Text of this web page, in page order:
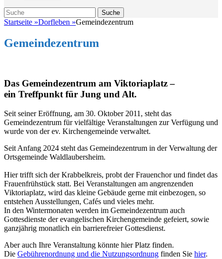
Suche
Suche
nach:
Startseite »Dorfleben »Gemeindezentrum
Gemeindezentrum
Das Gemeindezentrum am Viktoriaplatz –
ein Treffpunkt für Jung und Alt.
Seit seiner Eröffnung, am 30. Oktober 2011, steht das
Gemeindezentrum für vielfältige Veranstaltungen zur Verfügung und
wurde von der ev. Kirchengemeinde verwaltet.
Seit Anfang 2024 steht das Gemeindezentrum in der Verwaltung der
Ortsgemeinde Waldlaubersheim.
Hier trifft sich der Krabbelkreis, probt der Frauenchor und findet das
Frauenfrühstück statt. Bei Veranstaltungen am angrenzenden
Viktoriaplatz, wird das kleine Gebäude gerne mit einbezogen, so
entstehen Ausstellungen, Cafés und vieles mehr.
In den Wintermonaten werden im Gemeindezentrum auch
Gottesdienste der evangelischen Kirchengemeinde gefeiert, sowie
ganzjährig monatlich ein barrierefreier Gottesdienst.
Aber auch Ihre Veranstaltung könnte hier Platz finden.
Die Gebührenordnung und die Nutzungsordnung finden Sie hier.